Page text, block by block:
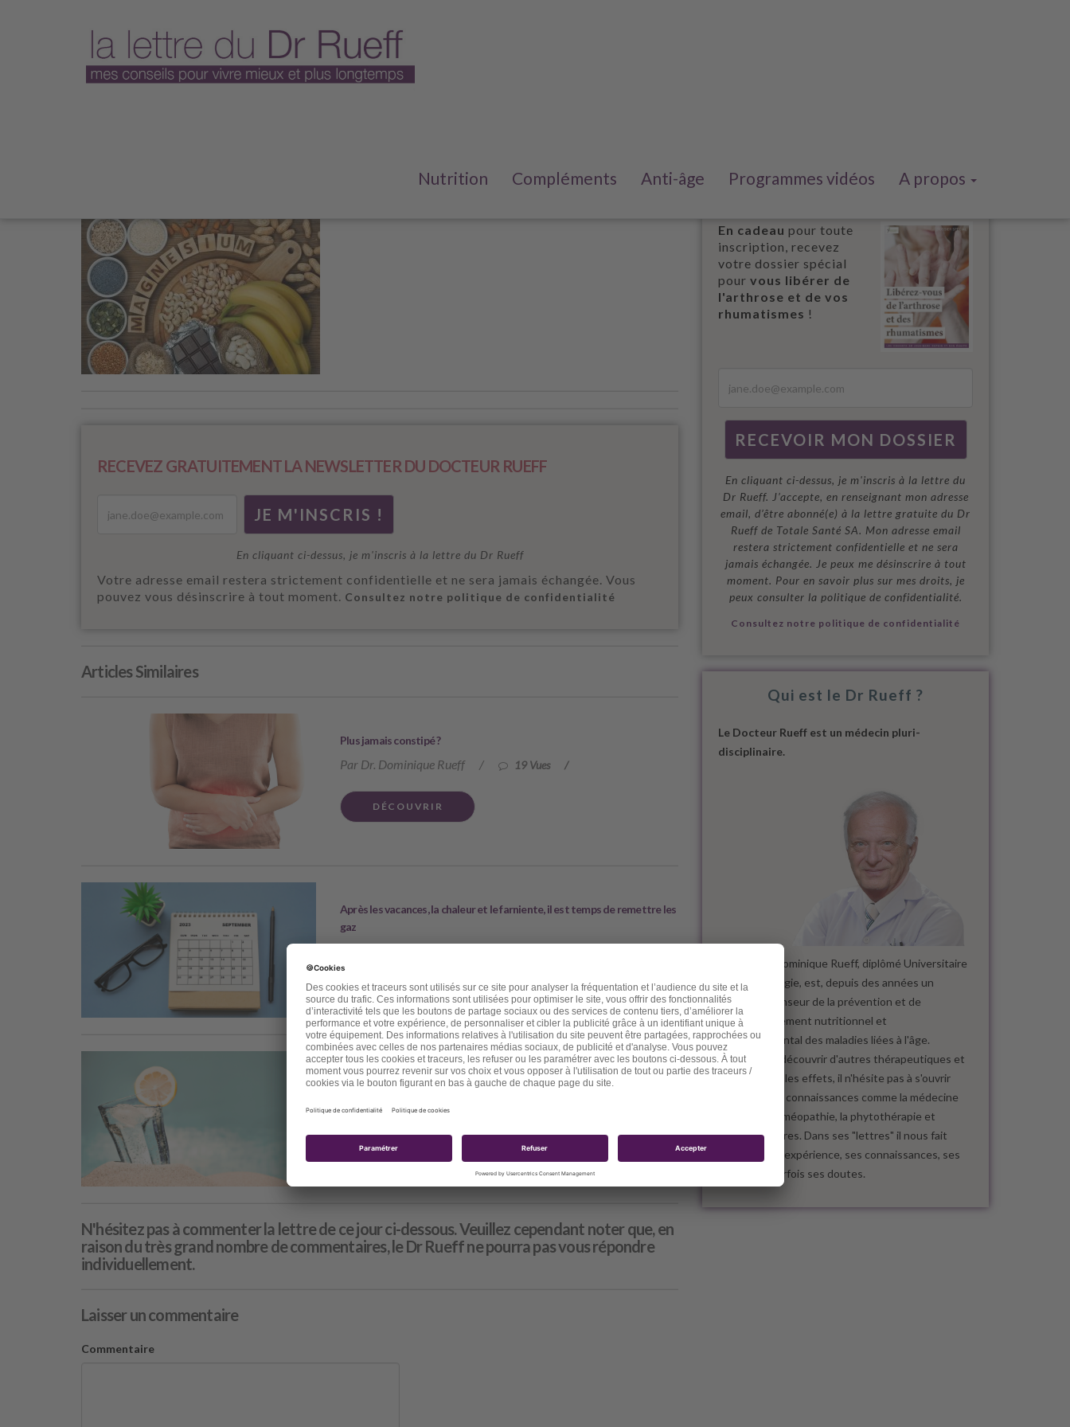
Nutrition Compléments Anti-âge Programmes vidéos A propos
RECEVEZ GRATUITEMENT LA NEWSLETTER DU DOCTEUR RUEFF
En cliquant ci-dessus, je m'inscris à la lettre du Dr Rueff
Votre adresse email restera strictement confidentielle et ne sera jamais échangée. Vous
pouvez vous désinscrire à tout moment. Consultez notre politique de confidentialité
Articles Similaires
Plus jamais constipé ?
Par Dr. Dominique Rueff / 19 Vues /
DÉCOUVRIR
Après les vacances, la chaleur et le farniente, il est temps de remettre les
gaz
DÉCOUVRIR
Profitez de l’été… sans vous déshydrater
DÉCOUVRIR
N'hésitez pas à commenter la lettre de ce jour ci-dessous. Veuillez cependant noter que, en
raison du très grand nombre de commentaires, le Dr Rueff ne pourra pas vous répondre
individuellement.
Laisser un commentaire
Commentaire
En cadeau pour toute
inscription, recevez
votre dossier spécial
pour vous libérer de
l'arthrose et de vos
rhumatismes !
En cliquant ci-dessus, je m'inscris à la lettre du
Dr Rueff. J’accepte, en renseignant mon adresse
email, d’être abonné(e) à la lettre gratuite du Dr
Rueff de Totale Santé SA. Mon adresse email
restera strictement confidentielle et ne sera
jamais échangée. Je peux me désinscrire à tout
moment. Pour en savoir plus sur mes droits, je
peux consulter la politique de confidentialité.
Consultez notre politique de confidentialité
Qui est le Dr Rueff ?
Le Docteur Rueff est un médecin pluri-
disciplinaire.
Le docteur Dominique Rueff, diplômé Universitaire
de Cancérologie, est, depuis des années un
fervent défenseur de la prévention et de
l'accompagnement nutritionnel et
environnemental des maladies liées à l'âge.
Désireux de découvrir d'autres thérapeutiques et
d'en mesurer les effets, il n'hésite pas à s'ouvrir
vers d'autres connaissances comme la médecine
chinoise, l'homéopathie, la phytothérapie et
quelques autres. Dans ses "lettres" il nous fait
partager son expérience, ses connaissances, ses
espoirs et parfois ses doutes.